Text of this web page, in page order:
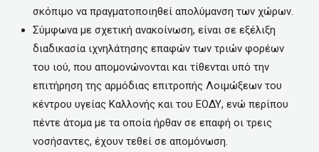
σκόπιμο να πραγματοποιηθεί απολύμανση των χώρων.
Σύμφωνα με σχετική ανακοίνωση, είναι σε εξέλιξη
διαδικασία ιχνηλάτησης επαφών των τριών φορέων
του ιού, που απομονώνονται και τίθενται υπό την
επιτήρηση της αρμόδιας επιτροπής Λοιμώξεων του
κέντρου υγείας Καλλονής και του ΕΟΔΥ, ενώ περίπου
πέντε άτομα με τα οποία ήρθαν σε επαφή οι τρεις
νοσήσαντες, έχουν τεθεί σε απομόνωση.